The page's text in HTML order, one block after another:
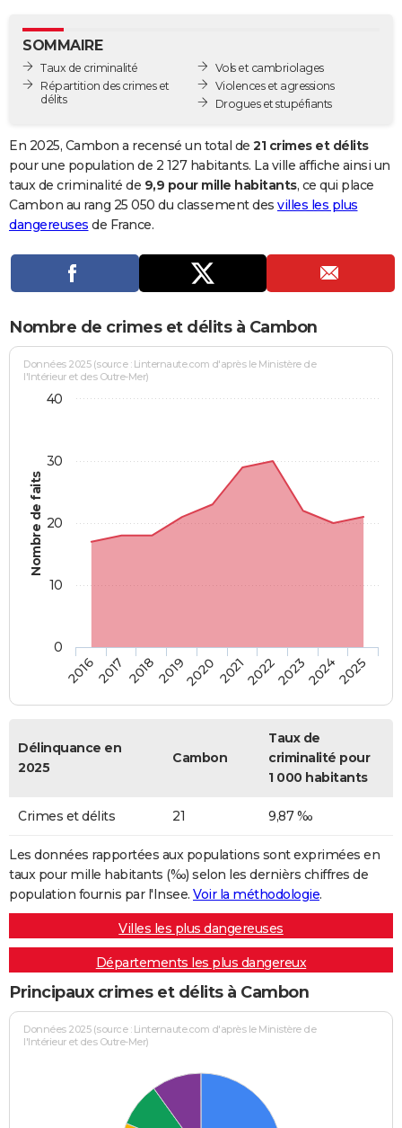
GUIDES D'ACHAT
BONS PLANS
Carte de Noël
Carte Bonne année
Carte Saint-Valentin
Carte Pâques
Carte d'anniversaire
DICTIONNAIRE
Dictionnaire
Biographies
Citations
Expressions
Proverbes
PROGRAMME TV
Se connecter
Entreprises
Service militaire
Avis de recherche
AVIS DE DÉCÈS
Bricolage
Lifestyle
Culture
Sport
Auto
Television
Voyage
Cinema
SOMMAIRE
Taux de criminalité
Répartition des crimes et
délits
Vols et cambriolages
Violences et agressions
Drogues et stupéfiants
En 2025, Cambon a recensé un total de 21 crimes et délits
pour une population de 2 127 habitants. La ville affiche ainsi un
taux de criminalité de 9,9 pour mille habitants, ce qui place
Cambon au rang 25 050 du classement des villes les plus
dangereuses de France.
Nombre de crimes et délits à Cambon
Nombre de faits
Données 2025 (source : Linternaute.com d'après le Ministère de
l'Intérieur et des Outre-Mer)
20162017 20182019202020212022202320242025
0
10
20
30
40
Délinquance en
2025
Cambon
Taux de
criminalité pour
1 000 habitants
Crimes et délits 21 9,87 ‰
Les données rapportées aux populations sont exprimées en
taux pour mille habitants (‰) selon les dernièrs chiffres de
population fournis par l'Insee. Voir la méthodologie.
Villes les plus dangereuses
Départements les plus dangereux
Principaux crimes et délits à Cambon
Données 2025 (source : Linternaute.com d'après le Ministère de
l'Intérieur et des Outre-Mer)